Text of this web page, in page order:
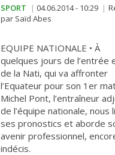
SPORT 04.06.2014 - 10:29
par Saïd Abes
EQUIPE NATIONALE • À
quelques jours de l’entrée
de la Nati, qui va affronter
l’Equateur pour son 1er
Michel Pont, l’entraîneur
de l’équipe nationale, nous
ses pronostics et aborde
avenir professionnel,
indécis.